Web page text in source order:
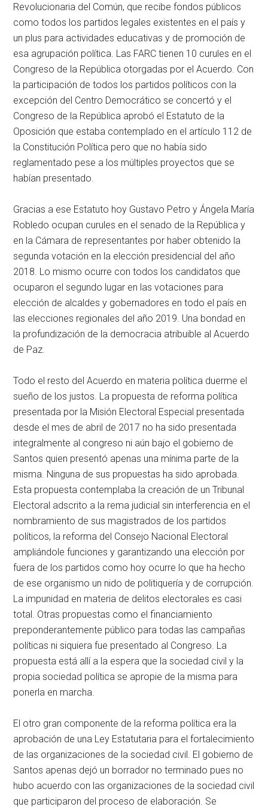
Revolucionaria del Común, que recibe fondos públicos
como todos los partidos legales existentes en el país y
un plus para actividades educativas y de promoción de
esa agrupación política. Las FARC tienen 10 curules en el
Congreso de la República otorgadas por el Acuerdo. Con
la participación de todos los partidos políticos con la
excepción del Centro Democrático se concertó y el
Congreso de la República aprobó el Estatuto de la
Oposición que estaba contemplado en el artículo 112 de
la Constitución Política pero que no había sido
reglamentado pese a los múltiples proyectos que se
habían presentado.
Gracias a ese Estatuto hoy Gustavo Petro y Ángela María
Robledo ocupan curules en el senado de la República y
en la Cámara de representantes por haber obtenido la
segunda votación en la elección presidencial del año
2018. Lo mismo ocurre con todos los candidatos que
ocuparon el segundo lugar en las votaciones para
elección de alcaldes y gobernadores en todo el país en
las elecciones regionales del año 2019. Una bondad en
la profundización de la democracia atribuible al Acuerdo
de Paz.
Todo el resto del Acuerdo en materia política duerme el
sueño de los justos. La propuesta de reforma política
presentada por la Misión Electoral Especial presentada
desde el mes de abril de 2017 no ha sido presentada
integralmente al congreso ni aún bajo el gobierno de
Santos quien presentó apenas una mínima parte de la
misma. Ninguna de sus propuestas ha sido aprobada.
Esta propuesta contemplaba la creación de un Tribunal
Electoral adscrito a la rema judicial sin interferencia en el
nombramiento de sus magistrados de los partidos
políticos, la reforma del Consejo Nacional Electoral
ampliándole funciones y garantizando una elección por
fuera de los partidos como hoy ocurre lo que ha hecho
de ese organismo un nido de politiquería y de corrupción.
La impunidad en materia de delitos electorales es casi
total. Otras propuestas como el financiamiento
preponderantemente público para todas las campañas
políticas ni siquiera fue presentado al Congreso. La
propuesta está allí a la espera que la sociedad civil y la
propia sociedad política se apropie de la misma para
ponerla en marcha.
El otro gran componente de la reforma política era la
aprobación de una Ley Estatutaria para el fortalecimiento
de las organizaciones de la sociedad civil. El gobierno de
Santos apenas dejó un borrador no terminado pues no
hubo acuerdo con las organizaciones de la sociedad civil
que participaron del proceso de elaboración. Se